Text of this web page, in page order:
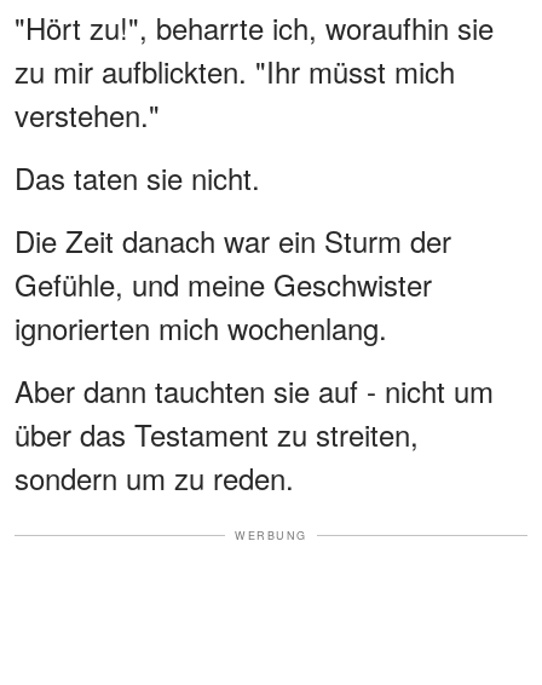
"Hört zu!", beharrte ich, woraufhin sie
zu mir aufblickten. "Ihr müsst mich
verstehen."
Das taten sie nicht.
Die Zeit danach war ein Sturm der
Gefühle, und meine Geschwister
ignorierten mich wochenlang.
Aber dann tauchten sie auf - nicht um
über das Testament zu streiten,
sondern um zu reden.
WERBUNG